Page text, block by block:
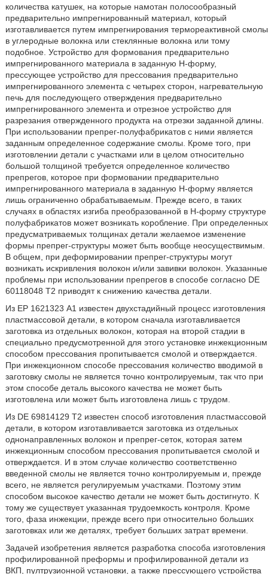
количества катушек, на которые намотан полосообразный
предварительно импрегнированный материал, который
изготавливается путем импрегнирования термореактивной смолы
в углеродные волокна или стеклянные волокна или тому
подобное. Устройство для формования предварительно
импрегнированного материала в заданную Н-форму,
прессующее устройство для прессования предварительно
импрегнированного элемента с четырех сторон, нагревательную
печь для последующего отверждения предварительно
импрегнированного элемента и отрезное устройство для
разрезания отвержденного продукта на отрезки заданной длины.
При использовании препрег-полуфабрикатов с ними является
заданным определенное содержание смолы. Кроме того, при
изготовлении детали с участками или в целом относительно
большой толщиной требуется определенное количество
препрегов, которое при формовании предварительно
импрегнированного материала в заданную Н-форму является
лишь ограниченно обрабатываемым. Прежде всего, в таких
случаях в областях изгиба преобразованной в Н-форму структуре
полуфабрикатов может возникать коробление. При определенных
предусматриваемых толщинах детали желаемое изменение
формы препрег-структуры может быть вообще неосуществимым.
В общем, при деформировании препрег-структуры могут
возникать искривления волокон и/или завивки волокон. Указанные
проблемы при использовании препрегов в способе согласно DE
60118048 Т2 приводят к снижению качества детали.
Из ЕР 1621323 А1 известен двухстадийный процесс изготовления
пластмассовой детали, в котором сначала изготавливается
заготовка из отдельных волокон, которая на второй стадии в
специально предусмотренной для этого установке инжекционным
способом прессования пропитывается смолой и отверждается.
При инжекционном способе прессования количество вводимой в
заготовку смолы не является точно контролируемым, так что при
этом способе деталь высокого качества не может быть
изготовлена или может быть изготовлена лишь с трудом.
Из DE 69814129 Т2 известен способ изготовления пластмассовой
детали, в котором изготавливается заготовка из отдельных
однонаправленных волокон и препрег-сеток, которая затем
инжекционным способом прессования пропитывается смолой и
отверждается. И в этом случае количество соответственно
введенной смолы не является точно контролируемым и, прежде
всего, не является регулируемым участками. Поэтому этим
способом высокое качество детали не может быть достигнуто. К
тому же существует указанная трудоемкость контроля. Кроме
того, фаза инжекции, прежде всего при относительно больших
заготовках или же деталях, требует больших затрат времени.
Задачей изобретения является разработка способа изготовления
профилированной преформы и профилированной детали из
ВКП, пултрузионной установки, а также прессующего устройства